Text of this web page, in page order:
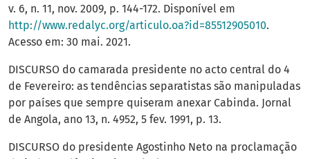
v. 6, n. 11, nov. 2009, p. 144-172. Disponível em
http://www.redalyc.org/articulo.oa?id=85512905010.
Acesso em: 30 mai. 2021.
DISCURSO do camarada presidente no acto central do 4
de Fevereiro: as tendências separatistas são manipuladas
por países que sempre quiseram anexar Cabinda. Jornal
de Angola, ano 13, n. 4952, 5 fev. 1991, p. 13.
DISCURSO do presidente Agostinho Neto na proclamação